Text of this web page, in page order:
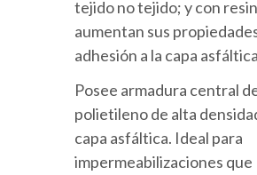
tejido no tejido; y con
aumentan sus
adhesión a la capa
Posee armadura central
polietileno de alta
capa asfáltica. Ideal para
impermeabilizaciones que